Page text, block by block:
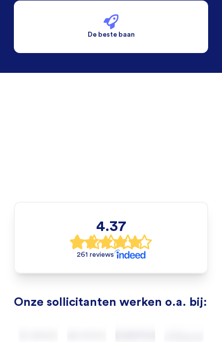
De beste baan
4.37
261 reviews
Onze sollicitanten werken o.a. bij: